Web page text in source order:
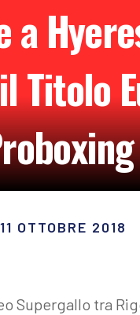
a
Titolo
11 OTTOBRE 2018
Supergallo tra